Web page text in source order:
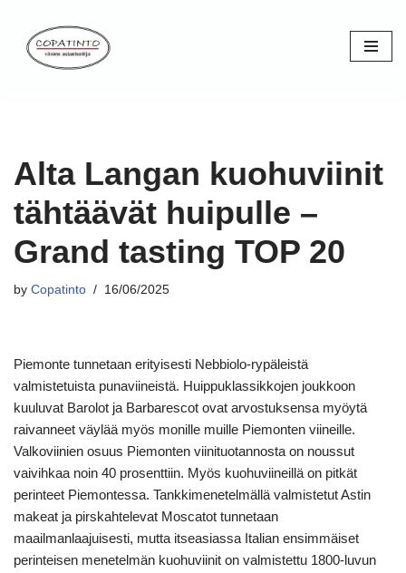
Skip
Alta Langan kuohuviinit
tähtäävät huipulle –
Grand tasting TOP 20
by Copatinto 16/06/2025
Piemonte tunnetaan erityisesti Nebbiolo-rypäleistä
valmistetuista punaviineistä. Huippuklassikkojen joukkoon
kuuluvat Barolot ja Barbarescot ovat arvostuksensa myöytä
raivanneet väylää myös monille muille Piemonten viineille.
Valkoviinien osuus Piemonten viinituotannosta on noussut
vaivihkaa noin 40 prosenttiin. Myös kuohuviineillä on pitkät
perinteet Piemontessa. Tankkimenetelmällä valmistetut Astin
makeat ja pirskahtelevat Moscatot tunnetaan
maailmanlaajuisesti, mutta itseasiassa Italian ensimmäiset
perinteisen menetelmän kuohuviinit on valmistettu 1800-luvun